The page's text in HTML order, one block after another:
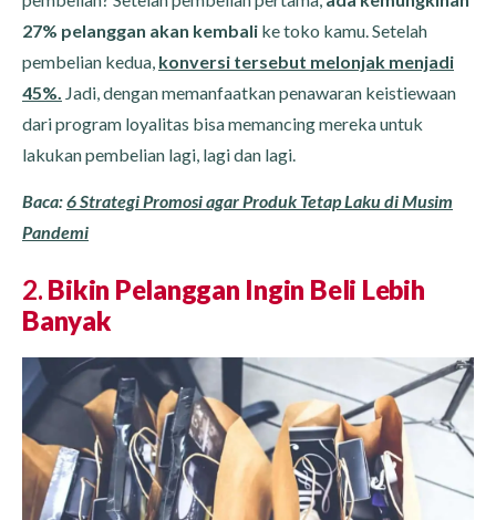
27% pelanggan akan kembali ke toko kamu. Setelah
pembelian kedua, konversi tersebut melonjak menjadi
45%. Jadi, dengan memanfaatkan penawaran keistiewaan
dari program loyalitas bisa memancing mereka untuk
lakukan pembelian lagi, lagi dan lagi.
Baca:6 Strategi Promosi agar Produk Tetap Laku di Musim
Pandemi
2. Bikin Pelanggan Ingin Beli Lebih
Banyak